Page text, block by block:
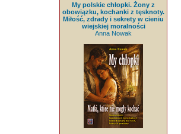
My polskie chłopki. Żony z
obowiązku, kochanki z tęsknoty.
Miłość, zdrady i sekrety w cieniu
wiejskiej moralności
Anna Nowak